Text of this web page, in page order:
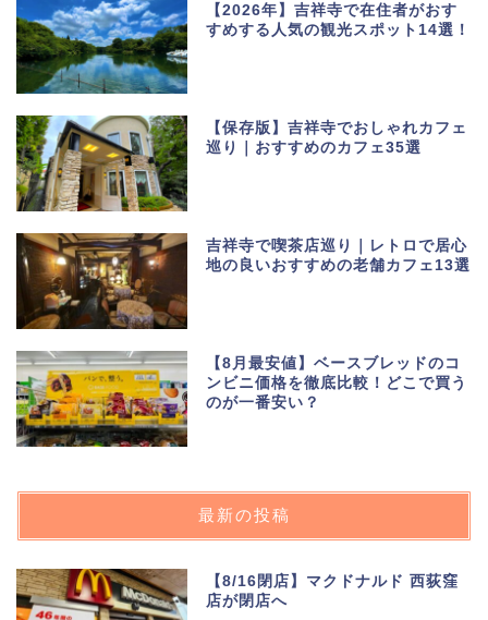
【2026年】吉祥寺で在住者がおす
すめする人気の観光スポット14選！
【保存版】吉祥寺でおしゃれカフェ
巡り｜おすすめのカフェ35選
吉祥寺で喫茶店巡り｜レトロで居心
地の良いおすすめの老舗カフェ13選
【8月最安値】ベースブレッドのコ
ンビニ価格を徹底比較！どこで買う
のが一番安い？
最新の投稿
【8/16閉店】マクドナルド 西荻窪
店が閉店へ